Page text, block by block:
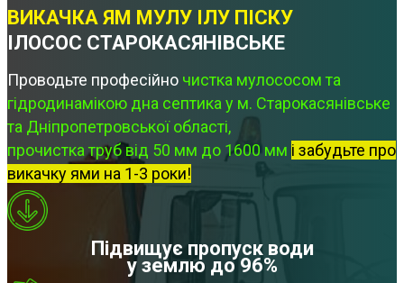
ВИКАЧКА ЯМ МУЛУ ІЛУ ПІСКУ
ІЛОСОС СТАРОКАСЯНІВСЬКЕ
Проводьте професійно чистка мулососом та
гідродинамікою дна септика у м. Старокасянівське
та Дніпропетровської області,
прочистка труб від 50 мм до 1600 мм і забудьте про
викачку ями на 1-3 роки!
Підвищує пропуск води
у землю до 96%